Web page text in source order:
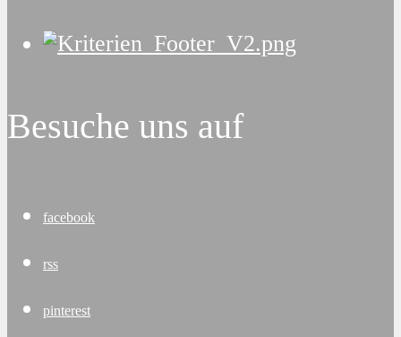
Besuche uns auf
facebook
rss
pinterest